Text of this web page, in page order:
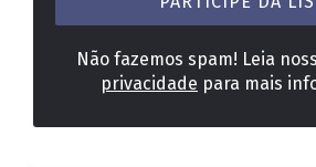
Não fazemos spam! Leia
privacidade para mais